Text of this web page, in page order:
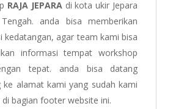
RAJA JEPARAdi kota ukir Jepara
anda bisa memberikan
kedatangan, agar team kami bisa
informasi tempat workshop
tepat. anda bisa datang
ke alamat kami yang sudah kami
di bagian footer website ini.